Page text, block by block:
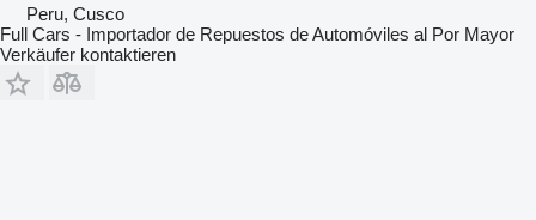
Peru, Cusco
Full Cars - Importador de Repuestos de Automóviles al Por Mayor
Verkäufer kontaktieren